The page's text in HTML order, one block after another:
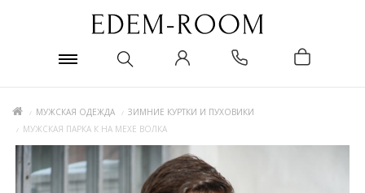
МУЖСКАЯ ОДЕЖДА
ЗИМНИЕ КУРТКИ И ПУХОВИКИ
МУЖСКАЯ ПАРКА К НА МЕХЕ ВОЛКА